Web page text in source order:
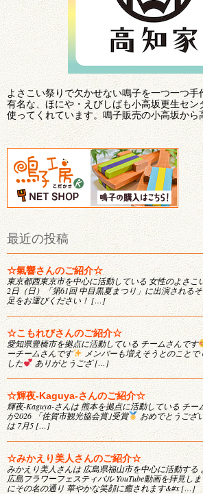
よさこい祭りで欠かせない鳴子を一つ一つ手
有名な、ほにや・えびしばも小高坂更生セン
使ってくれています。鳴子販売の小高坂から
最近の投稿
☆氣響さんのご紹介☆
東京都西東京市を中心に活動している 女性のよさこ
2日（日）「第61回 中目黒夏まつり」に出演される
足をお運びください！ […]
☆こもれびさんのご紹介☆
愛知県豊橋市を拠点に活動している チームさんです
ーチームさんです
メンバーも増えそうとのこと
した
ありがとうござ […]
☆輝夜-Kaguya-さんのご紹介☆
輝夜-Kaguya-さんは 熊本を拠点に活動している チー
が2026 「佐賀市観光協会賞｣受賞
おめでとうござ
は 7月5 […]
☆みかえり美人さんのご紹介☆
みかえり美人さんは 広島県福山市を中心に活動する
広島フラワーフェスティバル YouTube動画を拝見し
にその名の通り 華やかな笑顔に癒されます&#x […]